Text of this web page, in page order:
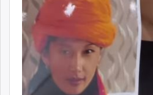
tumen.mn
shuum.mn
times.mn
tvmongolia.mn
mass.mn
unegui.mn